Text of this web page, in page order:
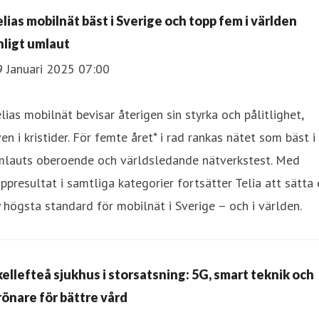
mobilnät bäst i Sverige och topp fem i världen
umlaut
Januari 2025 07:00
mobilnät bevisar återigen sin styrka och pålitlighet,
i kristider. För femte året* i rad rankas nätet som bäst i
oberoende och världsledande nätverkstest. Med
i samtliga kategorier fortsätter Telia att sätta
högsta standard för mobilnät i Sverige – och i världen.
sjukhus i storsatsning: 5G, smart teknik och
för bättre vård